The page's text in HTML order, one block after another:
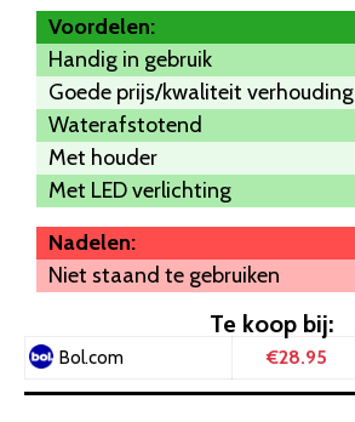
Voordelen:
Handig in gebruik
Goede prijs/kwaliteit verhouding
Waterafstotend
Met houder
Met LED verlichting
Nadelen:
Niet staand te gebruiken
Te koop bij:
Bol.com €28.95